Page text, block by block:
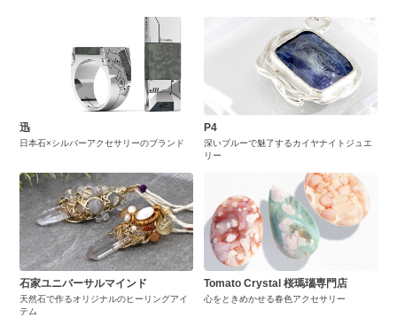
迅
日本石×シルバーアクセサリーのブランド
P4
深いブルーで魅了するカイヤナイトジュエ
リー
石家ユニバーサルマインド
天然石で作るオリジナルのヒーリングアイ
テム
Tomato Crystal 桜瑪瑙専門店
心をときめかせる春色アクセサリー